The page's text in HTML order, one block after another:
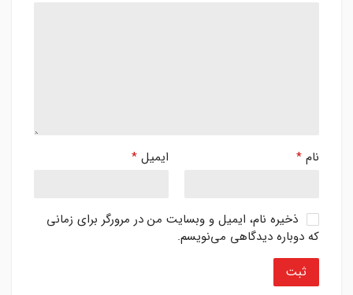
نام * ایمیل *
ذخیره نام، ایمیل و وبسایت من در مرورگر برای زمانی
که دوباره دیدگاهی می‌نویسم.